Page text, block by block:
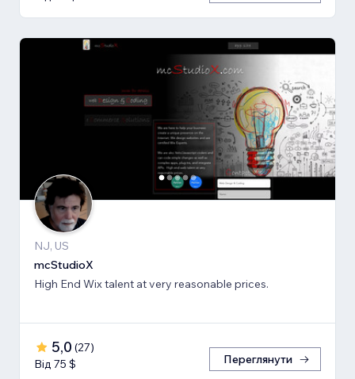
NJ, US
mcStudioX
High End Wix talent at very reasonable prices.
5,0 (27)
Від 75 $
Переглянути